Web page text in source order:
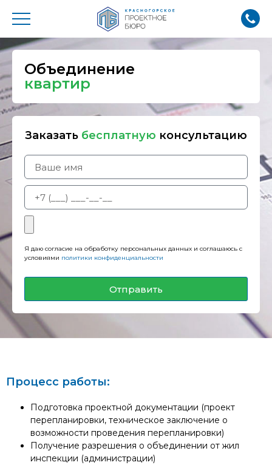
Объединение
квартир
Заказать бесплатную консультацию
Я даю согласие на обработку персональных данных и соглашаюсь с
условиями политики конфиденциальности
Отправить
Процесс работы:
Подготовка проектной документации (проект
перепланировки, техническое заключение о
возможности проведения перепланировки)
Получение разрешения о объединении от жил
инспекции (администрации)